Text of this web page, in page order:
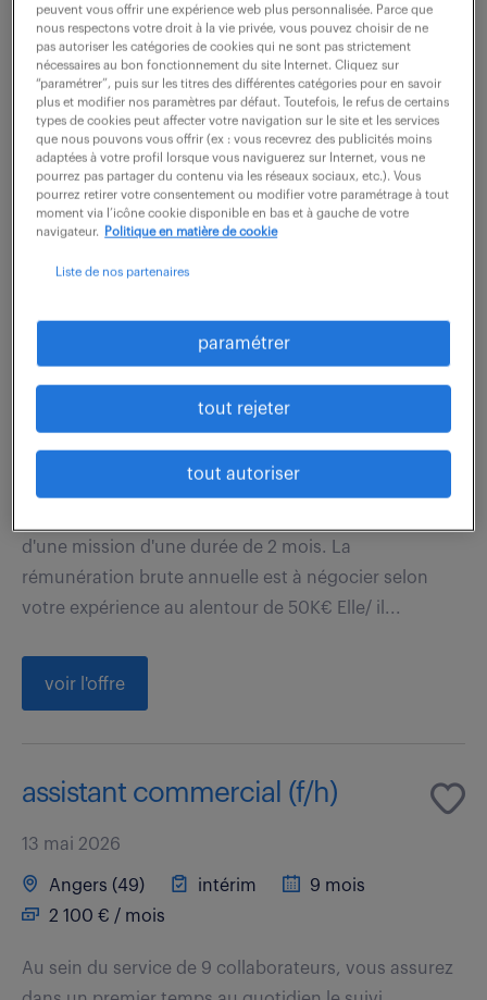
27 000 - 33 000 € / an
Dans le cadre de la Direction Clients, vous
contribuerez à la gestion des dossiers de
financement automobiles, en assurant le suivi et
l'assistance auprès du réseau de distributeurs. -
Examiner...
voir l'offre
assistant de direction (f/h)
intérim
d'une mission d'une durée de 2 mois. La
rémunération brute annuelle est à négocier selon
votre expérience au alentour de 50K€ Elle/ il...
voir l'offre
assistant commercial (f/h)
13 mai 2026
Angers (49) intérim
9 mois
2 100 € / mois
Au sein du service de 9 collaborateurs, vous assurez
peuvent vous offrir une expérience web plus personnalisée. Parce que
nous respectons votre droit à la vie privée, vous pouvez choisir de ne
pas autoriser les catégories de cookies qui ne sont pas strictement
nécessaires au bon fonctionnement du site Internet. Cliquez sur
“paramétrer”, puis sur les titres des différentes catégories pour en savoir
plus et modifier nos paramètres par défaut. Toutefois, le refus de certains
types de cookies peut affecter votre navigation sur le site et les services
que nous pouvons vous offrir (ex : vous recevrez des publicités moins
adaptées à votre profil lorsque vous naviguerez sur Internet, vous ne
pourrez pas partager du contenu via les réseaux sociaux, etc.). Vous
pourrez retirer votre consentement ou modifier votre paramétrage à tout
moment via l’icône cookie disponible en bas et à gauche de votre
navigateur.
Politique en matière de cookie
Liste de nos partenaires
paramétrer
tout rejeter
tout autoriser